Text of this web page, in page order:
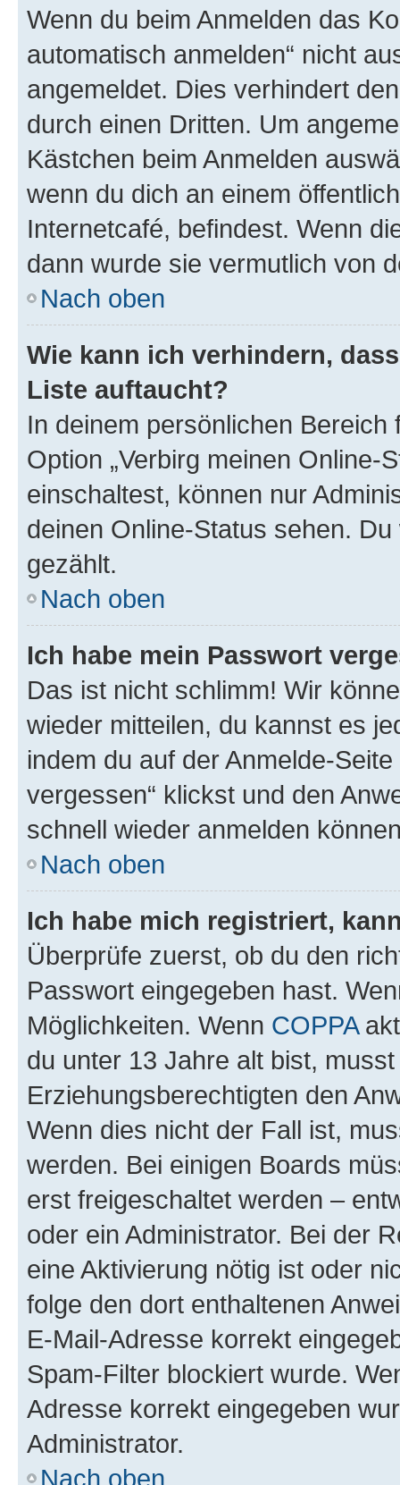
Wenn du beim Anmelden das
automatisch anmelden“ nicht
angemeldet. Dies verhindert
durch einen Dritten. Um
Kästchen beim Anmelden
wenn du dich an einem
Internetcafé, befindest. Wenn
dann wurde sie vermutlich von
Nach oben
Wie kann ich verhindern,
Liste auftaucht?
In deinem persönlichen
Option „Verbirg meinen Online-
einschaltest, können nur
deinen Online-Status sehen.
gezählt.
Nach oben
Ich habe mein Passwort
Das ist nicht schlimm! Wir
wieder mitteilen, du kannst es
indem du auf der Anmelde-
vergessen“ klickst und den
schnell wieder anmelden
Nach oben
Ich habe mich registriert,
Überprüfe zuerst, ob du den
Passwort eingegeben hast.
Möglichkeiten. Wenn COPPA
du unter 13 Jahre alt bist,
Erziehungsberechtigten den
Wenn dies nicht der Fall ist,
werden. Bei einigen Boards
erst freigeschaltet werden –
oder ein Administrator. Bei der
eine Aktivierung nötig ist oder
folge den dort enthaltenen
E-Mail-Adresse korrekt
Spam-Filter blockiert wurde.
Adresse korrekt eingegeben
Administrator.
Nach oben